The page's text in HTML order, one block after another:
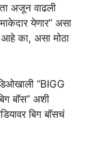
अजून वाढली
येणार” असा
आहे का, असा मोठा
“BIGG
बॉस” अशी
बिग बॉसचं